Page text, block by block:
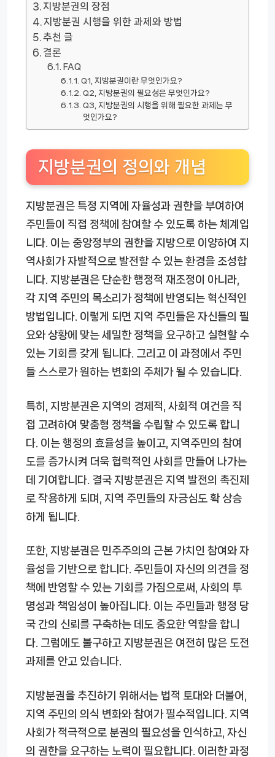
지방분권의 장점
지방분권 시행을 위한 과제와 방법
추천 글
결론
FAQ
Q1, 지방분권이란 무엇인가요?
Q2, 지방분권의 필요성은 무엇인가요?
Q3, 지방분권의 시행을 위해 필요한 과제는 무
엇인가요?
지방분권의 정의와 개념
지방분권은 특정 지역에 자율성과 권한을 부여하여
주민들이 직접 정책에 참여할 수 있도록 하는 체계입
니다. 이는 중앙정부의 권한을 지방으로 이양하여 지
역사회가 자발적으로 발전할 수 있는 환경을 조성합
니다. 지방분권은 단순한 행정적 재조정이 아니라,
각 지역 주민의 목소리가 정책에 반영되는 혁신적인
방법입니다. 이렇게 되면 지역 주민들은 자신들의 필
요와 상황에 맞는 세밀한 정책을 요구하고 실현할 수
있는 기회를 갖게 됩니다. 그리고 이 과정에서 주민
들 스스로가 원하는 변화의 주체가 될 수 있습니다.
특히, 지방분권은 지역의 경제적, 사회적 여건을 직
접 고려하여 맞춤형 정책을 수립할 수 있도록 합니
다. 이는 행정의 효율성을 높이고, 지역주민의 참여
도를 증가시켜 더욱 협력적인 사회를 만들어 나가는
데 기여합니다. 결국 지방분권은 지역 발전의 촉진제
로 작용하게 되며, 지역 주민들의 자긍심도 확 상승
하게 됩니다.
또한, 지방분권은 민주주의의 근본 가치인 참여와 자
율성을 기반으로 합니다. 주민들이 자신의 의견을 정
책에 반영할 수 있는 기회를 가짐으로써, 사회의 투
명성과 책임성이 높아집니다. 이는 주민들과 행정 당
국 간의 신뢰를 구축하는 데도 중요한 역할을 합니
다. 그럼에도 불구하고 지방분권은 여전히 많은 도전
과제를 안고 있습니다.
지방분권을 추진하기 위해서는 법적 토대와 더불어,
지역 주민의 의식 변화와 참여가 필수적입니다. 지역
사회가 적극적으로 분권의 필요성을 인식하고, 자신
의 권한을 요구하는 노력이 필요합니다. 이러한 과정